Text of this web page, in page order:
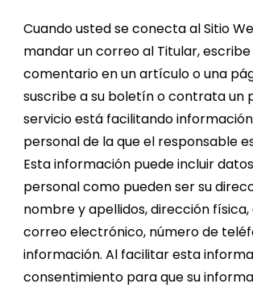
Cuando usted se conecta al Sitio
mandar un correo al Titular, escribe
comentario en un artículo o una
suscribe a su boletín o contrata un
servicio está facilitando
personal de la que el responsable
Esta información puede incluir
personal como pueden ser su
nombre y apellidos, dirección
correo electrónico, número de
información. Al facilitar esta
consentimiento para que su